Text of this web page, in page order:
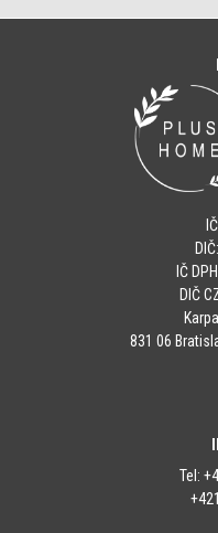
IČ
DIČ
831 06
Tel: